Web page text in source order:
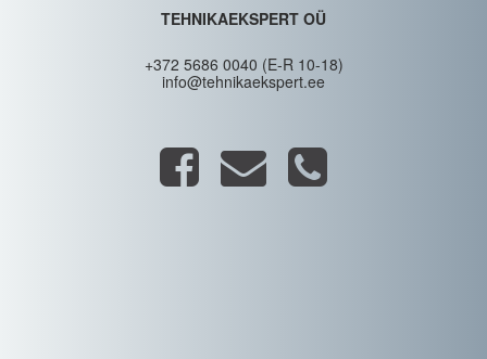
TEHNIKAEKSPERT OÜ
+372 5686 0040 (E-R 10-18)
info@tehnikaekspert.ee